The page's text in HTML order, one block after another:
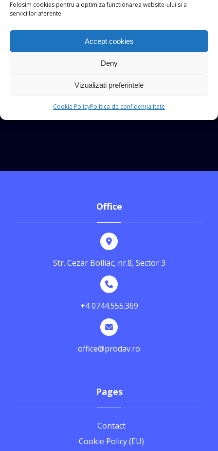
Folosim cookies pentru a optimiza functionarea website-ului si a
serviciilor aferente.
Accept cookies
Deny
Vizualizati preferintele
Cookie PolicyPolitica de confidențialitate
Office
Str. Cezar Bolliac, nr.8, Sector 3
+4 0744.555.369
office@prodav.ro
Pages
Contact
Cookie Policy (EU)